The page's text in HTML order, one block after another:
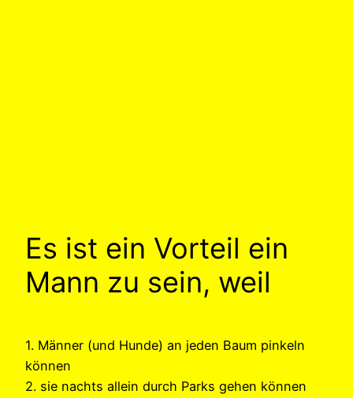
Es ist ein Vorteil ein
Mann zu sein, weil
1. Männer (und Hunde) an jeden Baum pinkeln
können
2. sie nachts allein durch Parks gehen können